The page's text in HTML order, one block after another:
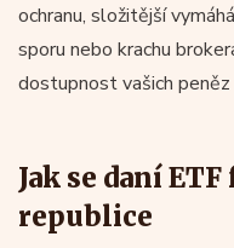
ochranu, složitější
sporu nebo krachu
dostupnost vašich
Jak se daní
republice